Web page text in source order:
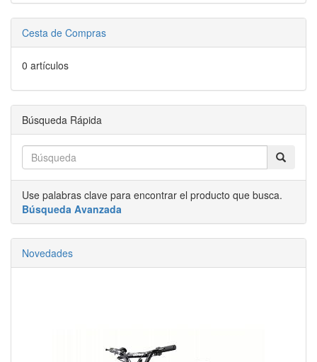
Cesta de Compras
0 artículos
Búsqueda Rápida
Use palabras clave para encontrar el producto que busca.
Búsqueda Avanzada
Novedades